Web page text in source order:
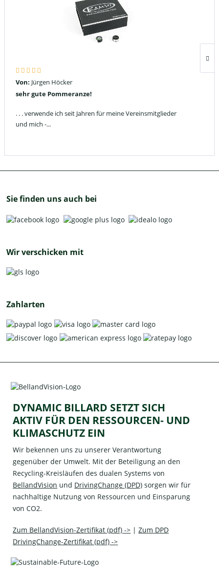
Von: Jürgen Höcker
sehr gute Pommeranze!
. . . verwende ich seit Jahren für meine Vereinsmitglieder
und mich -...
Sie finden uns auch bei
Wir verschicken mit
Zahlarten
DYNAMIC BILLARD SETZT SICH
AKTIV FÜR DEN RESSOURCEN- UND
KLIMASCHUTZ EIN
Wir bekennen uns zu unserer Verantwortung
gegenüber der Umwelt. Mit der Beteiligung an den
Recycling-Kreisläufen des dualen Systems von
BellandVision und DrivingChange (DPD) sorgen wir für
nachhaltige Nutzung von Ressourcen und Einsparung
von CO2.
Zum BellandVision-Zertifikat (pdf) -> |Zum DPD
DrivingChange-Zertifikat (pdf) ->